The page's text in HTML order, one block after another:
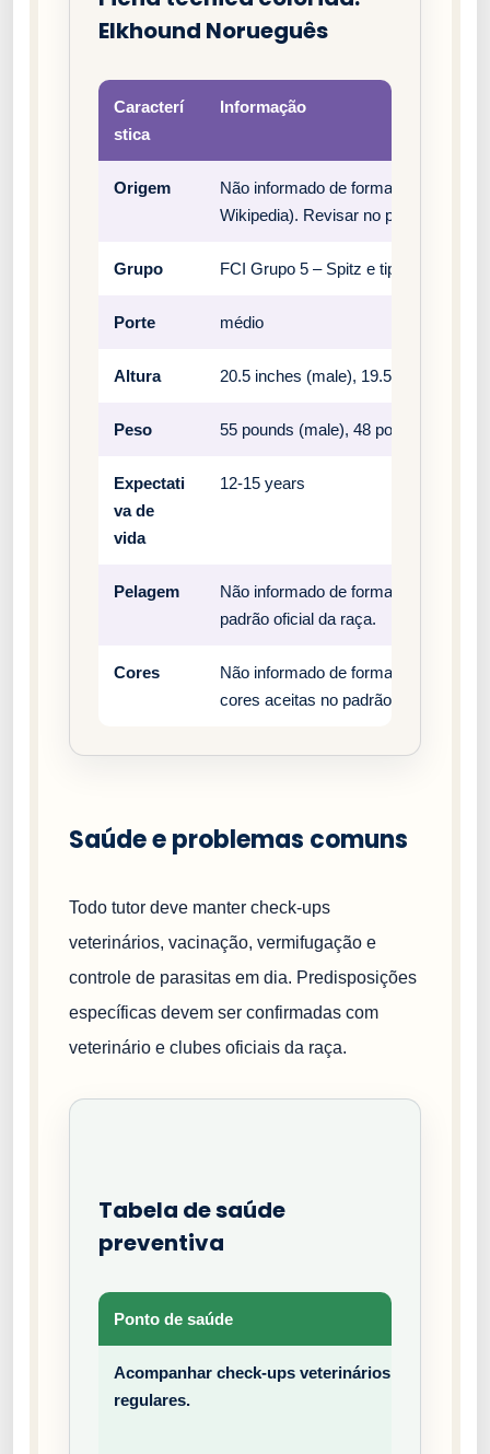
Elkhound Norueguês
Caracterí
stica
Informação
Origem
Não informado de forma estruturada
Wikipedia). Revisar no padrão oficial
Grupo FCI Grupo 5 – Spitz e tipos primitivos
Porte médio
Altura 20.5 inches (male), 19.5 inches
Peso 55 pounds (male), 48 pounds (female)
Expectati
va de
vida
12-15 years
Pelagem
Não informado de forma estruturada
padrão oficial da raça.
Cores
Não informado de forma estruturada
cores aceitas no padrão oficial da
Saúde e problemas comuns
Todo tutor deve manter check-ups
veterinários, vacinação, vermifugação e
controle de parasitas em dia. Predisposições
específicas devem ser confirmadas com
veterinário e clubes oficiais da raça.
Tabela de saúde
preventiva
Ponto de saúde
Acompanhar check-ups veterinários
regulares.